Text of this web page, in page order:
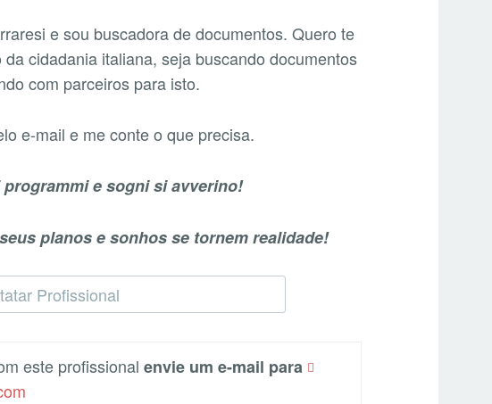
e sou buscadora de documentos. Quero te
cidadania italiana, seja buscando documentos
com parceiros para isto.
e-mail e me conte o que precisa.
e sogni si avverino!
planos e sonhos se tornem realidade!
este profissionalenvie um e-mail para